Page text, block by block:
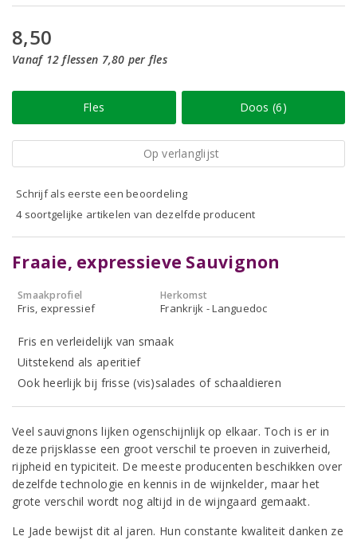
8,50
Vanaf 12 flessen 7,80 per fles
Fles Doos (6)
Op verlanglijst
Schrijf als eerste een beoordeling
4 soortgelijke artikelen van dezelfde producent
Fraaie, expressieve Sauvignon
Smaakprofiel
Fris, expressief
Herkomst
Frankrijk - Languedoc
Fris en verleidelijk van smaak
Uitstekend als aperitief
Ook heerlijk bij frisse (vis)salades of schaaldieren
Veel sauvignons lijken ogenschijnlijk op elkaar. Toch is er in
deze prijsklasse een groot verschil te proeven in zuiverheid,
rijpheid en typiciteit. De meeste producenten beschikken over
dezelfde technologie en kennis in de wijnkelder, maar het
grote verschil wordt nog altijd in de wijngaard gemaakt.
Le Jade bewijst dit al jaren. Hun constante kwaliteit danken ze